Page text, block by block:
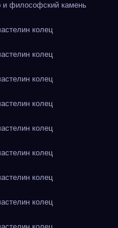
философский камень
колец
колец
колец
колец
колец
колец
колец
колец